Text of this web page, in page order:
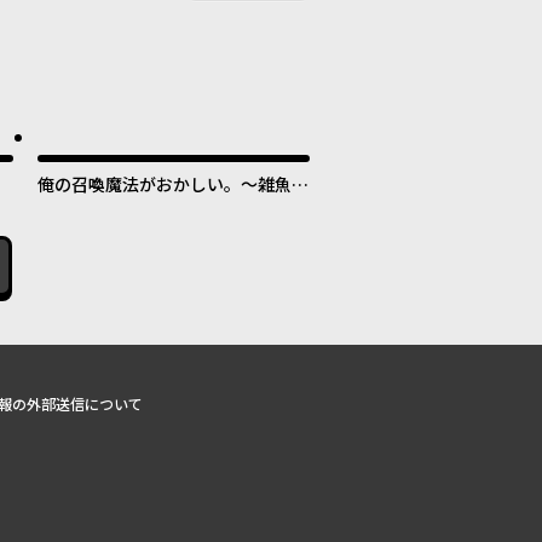
俺の召喚魔法がおかしい。～雑魚す
の外部送信について